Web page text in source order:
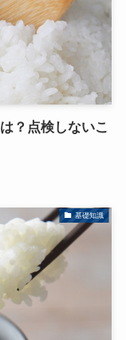
？点検しないこ
基礎知識